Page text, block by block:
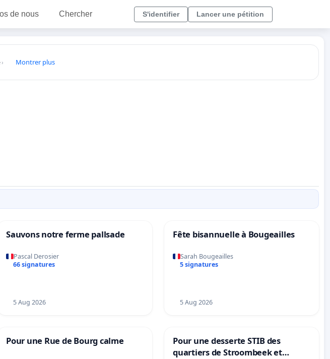
de nous Chercher S'identifier Lancer une pétition
› Montrer plus
Sauvons notre ferme pallsade
Pascal Derosier
66 signatures
5 Aug 2026
Fête bisannuelle à Bougeailles
Sarah Bougeailles
5 signatures
5 Aug 2026
Pour une Rue de Bourg calme
Pour une desserte STIB des
quartiers de Stroombeek et